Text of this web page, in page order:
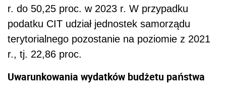
r. do 50,25 proc. w 2023 r. W przypadku
podatku CIT udział jednostek samorządu
terytorialnego pozostanie na poziomie z 2021
r., tj. 22,86 proc.
Uwarunkowania wydatków budżetu państwa